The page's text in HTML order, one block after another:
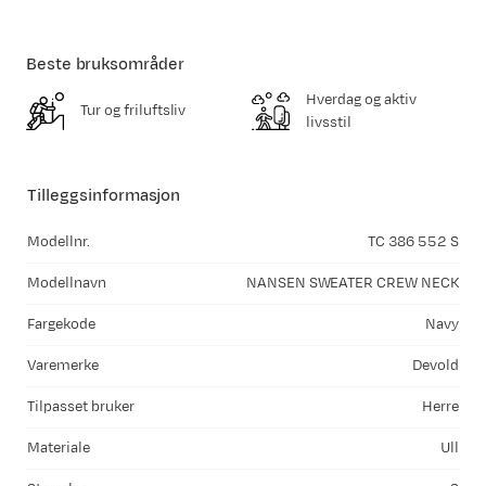
Tilleggsinformasjon
Modellnr. TC 386 552 S
Modellnavn NANSEN SWEATER CREW NECK
Fargekode Navy
Varemerke Devold
Tilpasset bruker Herre
Materiale Ull
Beste bruksområder
Tur og friluftsliv
Hverdag og aktiv
livsstil